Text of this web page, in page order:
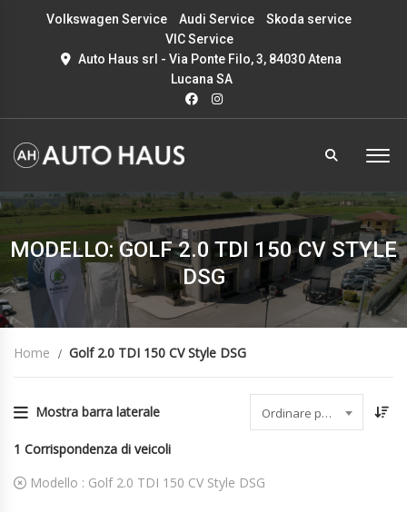
Volkswagen Service Audi Service
Skoda service
VIC Service
Auto Haus srl - Via Ponte Filo, 3, 84030 Atena
Lucana SA
MODELLO: GOLF 2.0 TDI 150 CV STYLE
DSG
Home Golf 2.0 TDI 150 CV Style DSG
Mostra barra laterale Ordinare per data
1 Corrispondenza di veicoli
Modello : Golf 2.0 TDI 150 CV Style DSG